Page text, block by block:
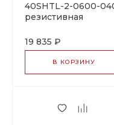
40SHTL-2-0600-
резистивная
секция
19 835 ₽
В КОРЗИНУ